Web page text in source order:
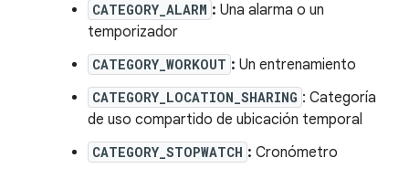
CATEGORY_ALARM : Una alarma o un
temporizador
CATEGORY_WORKOUT : Un entrenamiento
CATEGORY_LOCATION_SHARING : Categoría
de uso compartido de ubicación temporal
CATEGORY_STOPWATCH : Cronómetro